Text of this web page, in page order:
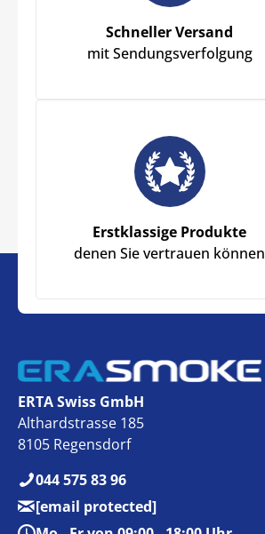
Schneller Versand
mit Sendungsverfolgung
Erstklassige Produkte
denen Sie vertrauen können
ERTA Swiss GmbH
Althardstrasse 185
8105 Regensdorf
044 575 83 96
[email protected]